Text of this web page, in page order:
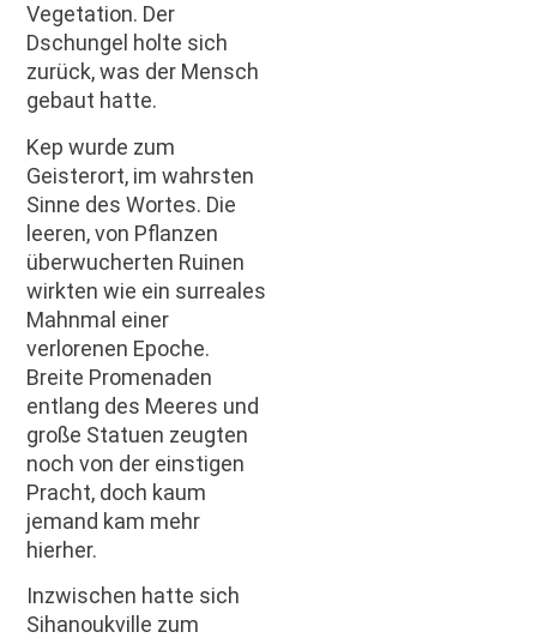
Vegetation. Der
Dschungel holte sich
zurück, was der Mensch
gebaut hatte.
Kep wurde zum
Geisterort, im wahrsten
Sinne des Wortes. Die
leeren, von Pflanzen
überwucherten Ruinen
wirkten wie ein surreales
Mahnmal einer
verlorenen Epoche.
Breite Promenaden
entlang des Meeres und
große Statuen zeugten
noch von der einstigen
Pracht, doch kaum
jemand kam mehr
hierher.
Inzwischen hatte sich
Sihanoukville zum